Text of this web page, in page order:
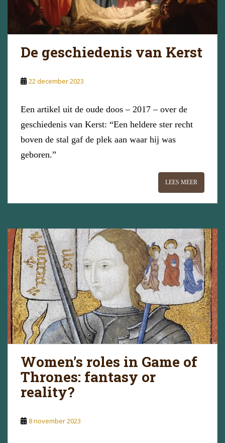
De geschiedenis van Kerst
22 december 2023
Een artikel uit de oude doos – 2017 – over de
geschiedenis van Kerst: “Een heldere ster recht
boven de stal gaf de plek aan waar hij was
geboren.”
LEES MEER
Women’s roles in Game of
Thrones: fantasy or
reality?
8 november 2023